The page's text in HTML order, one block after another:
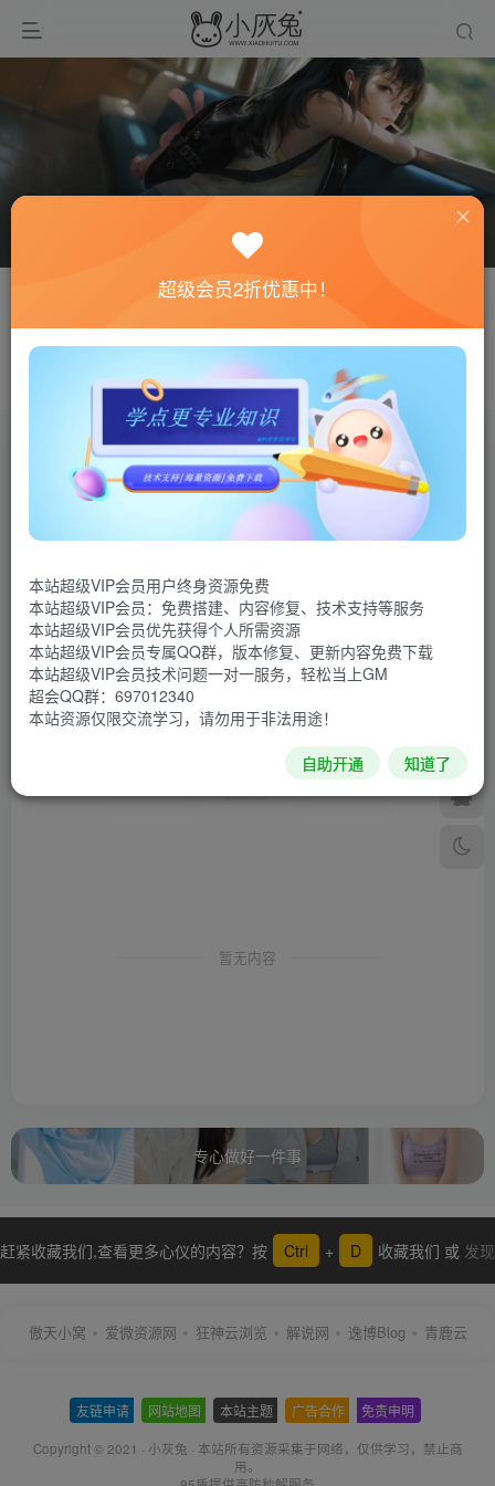
xs2110
平富足的盛世徒然养成一批懦夫，困苦永远是坚强之母
收藏0 评论0 粉丝0
排序
暂无内容
专心做好一件事
赶紧收藏我们,查看更多心仪的内容？按 Ctrl + D 收藏我们 或 发现
傲天小窝 爱微资源网 狂神云浏览 解说网 逸博Blog 青鹿云
友链申请 网站地图 本站主题 广告合作 免责申明
Copyright © 2021 · 小灰兔 · 本站所有资源采集于网络，仅供学习，禁止商
用。
超级会员2折优惠中！
本站超级VIP会员用户终身资源免费
本站超级VIP会员：免费搭建、内容修复、技术支持等服务
本站超级VIP会员优先获得个人所需资源
本站超级VIP会员专属QQ群，版本修复、更新内容免费下载
本站超级VIP会员技术问题一对一服务，轻松当上GM
超会QQ群：697012340
本站资源仅限交流学习，请勿用于非法用途！
自助开通 知道了